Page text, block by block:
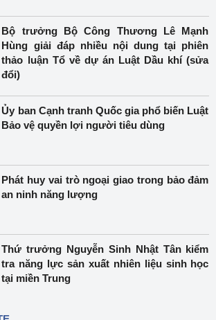
Bộ trưởng Bộ Công Thương Lê Mạnh
Hùng giải đáp nhiều nội dung tại phiên
thảo luận Tổ về dự án Luật Dầu khí (sửa
đổi)
Ủy ban Cạnh tranh Quốc gia phổ biến Luật
Bảo vệ quyền lợi người tiêu dùng
Phát huy vai trò ngoại giao trong bảo đảm
an ninh năng lượng
Thứ trưởng Nguyễn Sinh Nhật Tân kiểm
tra năng lực sản xuất nhiên liệu sinh học
tại miền Trung